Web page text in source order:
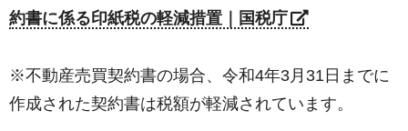
約書に係る印紙税の軽減措置｜国税庁
※不動産売買契約書の場合、令和4年3月31日までに
作成された契約書は税額が軽減されています。